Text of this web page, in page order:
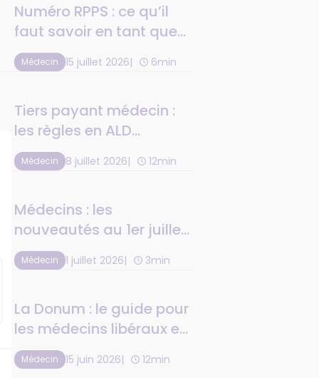
Numéro RPPS : ce qu’il
faut savoir en tant que
médecin
Médecin 15 juillet 2026 6min
Tiers payant médecin :
les règles en ALD
maternité et C2S
Médecin 8 juillet 2026 12min
Médecins : les
nouveautés au 1er juillet
2026
Médecin 1 juillet 2026 3min
La Donum : le guide pour
les médecins libéraux en
2026
Médecin 15 juin 2026 12min